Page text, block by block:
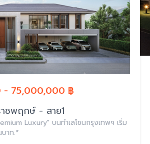
75,000,000 ฿
ชพฤกษ์ - สาย1
Luxury" บนทำเลโซนกรุงเทพฯ เริ่ม
าท.*